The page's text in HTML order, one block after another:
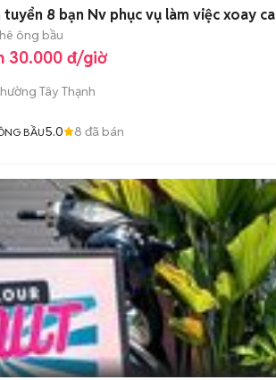
tuyển 8 bạn Nv phục vụ làm việc xoay ca
ông bầu
30.000 đ/giờ
Tây Thạnh
BẦU5.0 8 đã bán